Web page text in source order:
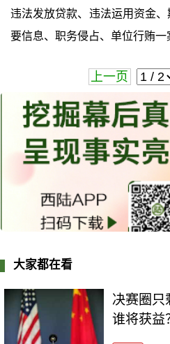
违法发放贷款、违法运用资金
要信息、职务侵占、单位行贿一
上一页
大家都在看
决赛圈只
谁将获益